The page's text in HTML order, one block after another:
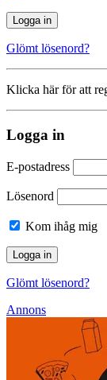
Glömt lösenord?
Klicka här för att
Logga in
E-postadress
Lösenord
Kom ihåg mig
Glömt lösenord?
Annons